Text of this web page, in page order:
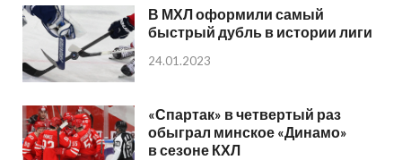
В МХЛ оформили самый
быстрый дубль в истории лиги
24.01.2023
«Спартак» в четвертый раз
обыграл минское «Динамо»
в сезоне КХЛ